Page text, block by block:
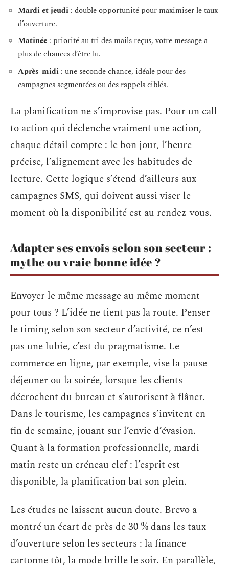
Mardi et jeudi : double opportunité pour maximiser le taux
d’ouverture.
Matinée : priorité au tri des mails reçus, votre message a
plus de chances d’être lu.
Après-midi : une seconde chance, idéale pour des
campagnes segmentées ou des rappels ciblés.
La planification ne s’improvise pas. Pour un call
to action qui déclenche vraiment une action,
chaque détail compte : le bon jour, l’heure
précise, l’alignement avec les habitudes de
lecture. Cette logique s’étend d’ailleurs aux
campagnes SMS, qui doivent aussi viser le
moment où la disponibilité est au rendez-vous.
Adapter ses envois selon son secteur :
mythe ou vraie bonne idée ?
Envoyer le même message au même moment
pour tous ? L’idée ne tient pas la route. Penser
le timing selon son secteur d’activité, ce n’est
pas une lubie, c’est du pragmatisme. Le
commerce en ligne, par exemple, vise la pause
déjeuner ou la soirée, lorsque les clients
décrochent du bureau et s’autorisent à flâner.
Dans le tourisme, les campagnes s’invitent en
fin de semaine, jouant sur l’envie d’évasion.
Quant à la formation professionnelle, mardi
matin reste un créneau clef : l’esprit est
disponible, la planification bat son plein.
Les études ne laissent aucun doute. Brevo a
montré un écart de près de 30 % dans les taux
d’ouverture selon les secteurs : la finance
cartonne tôt, la mode brille le soir. En parallèle,